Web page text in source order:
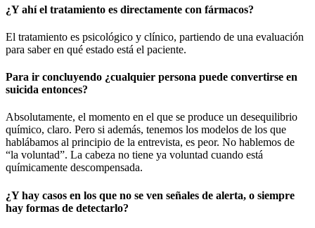
¿Y ahí el tratamiento es directamente con fármacos?
El tratamiento es psicológico y clínico, partiendo de una evaluación
para saber en qué estado está el paciente.
Para ir concluyendo ¿cualquier persona puede convertirse en
suicida entonces?
Absolutamente, el momento en el que se produce un desequilibrio
químico, claro. Pero si además, tenemos los modelos de los que
hablábamos al principio de la entrevista, es peor. No hablemos de
“la voluntad”. La cabeza no tiene ya voluntad cuando está
químicamente descompensada.
¿Y hay casos en los que no se ven señales de alerta, o siempre
hay formas de detectarlo?